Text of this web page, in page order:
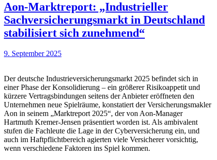
Aon-Marktreport: „Industrieller
Sachversicherungsmarkt in Deutschland
stabilisiert sich zunehmend“
9. September 2025
Der deutsche Industrieversicherungsmarkt 2025 befindet sich in
einer Phase der Konsolidierung – ein größerer Risikoappetit und
kürzere Vertragsbindungen seitens der Anbieter eröffneten den
Unternehmen neue Spielräume, konstatiert der Versicherungsmakler
Aon in seinem „Marktreport 2025“, der von Aon-Manager
Hartmuth Kremer-Jensen präsentiert worden ist. Als ambivalent
stufen die Fachleute die Lage in der Cyberversicherung ein, und
auch im Haftpflichtbereich agierten viele Versicherer vorsichtig,
wenn verschiedene Faktoren ins Spiel kommen.